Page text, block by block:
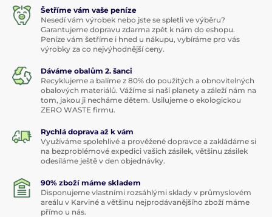
Šetříme vám vaše peníze
Nesedí vám výrobek nebo jste se spletli ve výběru?
Garantujeme dopravu zdarma zpět k nám do eshopu.
Peníze vám šetříme i hned u nákupu, vybíráme pro vás
výrobky za co nejvýhodnější ceny.
Dáváme obalům 2. šanci
Recyklujeme a balíme z 80% do použitých a obnovitelných
obalových materiálů. Vážíme si naší planety a záleží nám na
tom, jakou ji necháme dětem. Usilujeme o ekologickou
ZERO WASTE firmu.
Rychlá doprava až k vám
Využíváme spolehlivé a prověžené dopravce a zakládáme si
na bezproblémové expedici vašich zásilek, většinu zásilek
odesíláme ještě v den objednávky.
90% zboží máme skladem
Disponujeme vlastními rozsáhlými sklady v průmyslovém
areálu v Karviné a většinu nejprodávanějšího zboží máme
přímo u nás.